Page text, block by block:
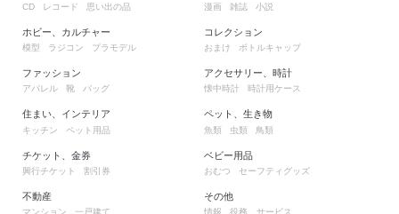
CD レコード 思い出の品
ホビー、カルチャー
模型 ラジコン プラモデル
ファッション
アパレル 靴 バッグ
住まい、インテリア
キッチン ペット用品
チケット、金券
興行チケット 割引券
不動産
マンション 一戸建て
漫画 雑誌 小説
コレクション
おまけ ボトルキャップ
アクセサリー、時計
懐中時計 時計用ケース
ペット、生き物
魚類 虫類 鳥類
ベビー用品
おむつ セーフティグッズ
その他
情報 役務、サービス